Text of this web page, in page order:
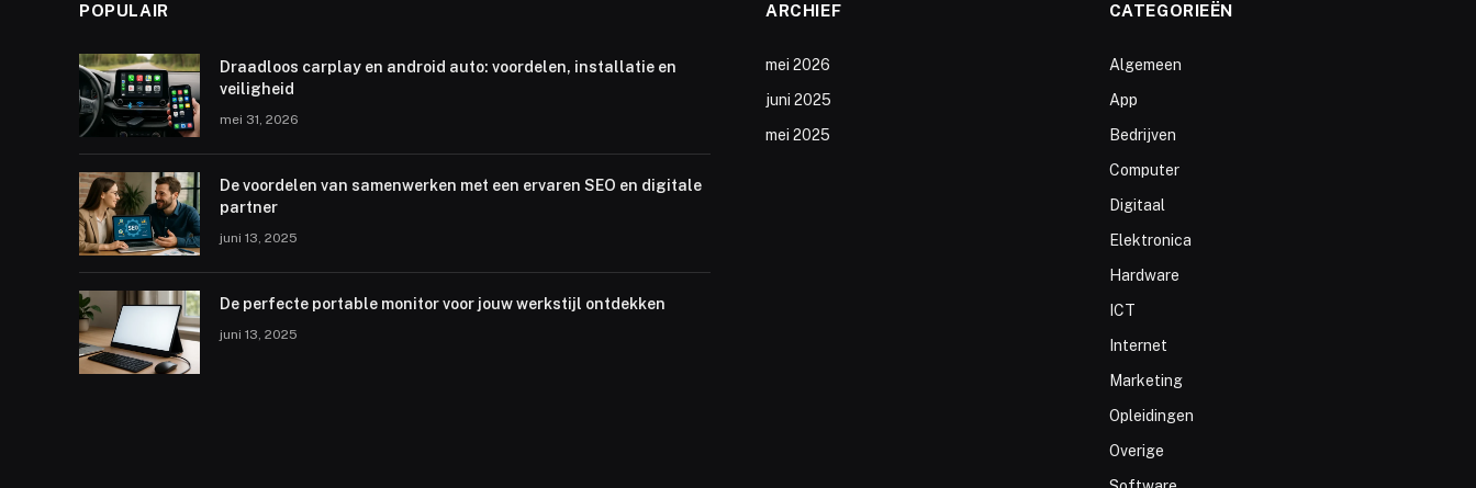
POPULAIR
Draadloos carplay en android auto: voordelen, installatie en
veiligheid
mei 31, 2026
De voordelen van samenwerken met een ervaren SEO en digitale
partner
juni 13, 2025
De perfecte portable monitor voor jouw werkstijl ontdekken
juni 13, 2025
ARCHIEF
mei 2026
juni 2025
mei 2025
CATEGORIEËN
Algemeen
App
Bedrijven
Computer
Digitaal
Elektronica
Hardware
ICT
Internet
Marketing
Opleidingen
Overige